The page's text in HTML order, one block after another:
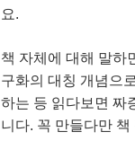
요.
책 자체에 대해 말하
구화의 대칭 개념으
하는 등 읽다보면 짜
니다. 꼭 만들다만